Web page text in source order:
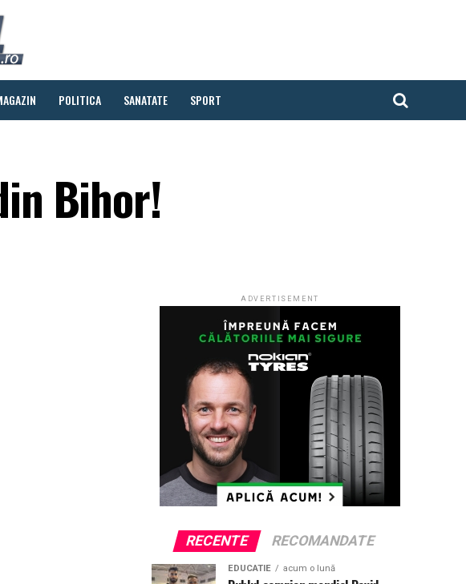
POLITICA SANATATE SPORT
Bihor!
ADVERTISEMENT
RECENTE RECOMANDATE
EDUCATIE acum o lună